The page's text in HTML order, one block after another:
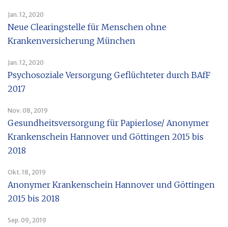
Jan. 12, 2020
Neue Clearingstelle für Menschen ohne
Krankenversicherung München
Jan. 12, 2020
Psychosoziale Versorgung Geflüchteter durch BAfF
2017
Nov. 08, 2019
Gesundheitsversorgung für Papierlose/ Anonymer
Krankenschein Hannover und Göttingen 2015 bis
2018
Okt. 18, 2019
Anonymer Krankenschein Hannover und Göttingen
2015 bis 2018
Sep. 09, 2019